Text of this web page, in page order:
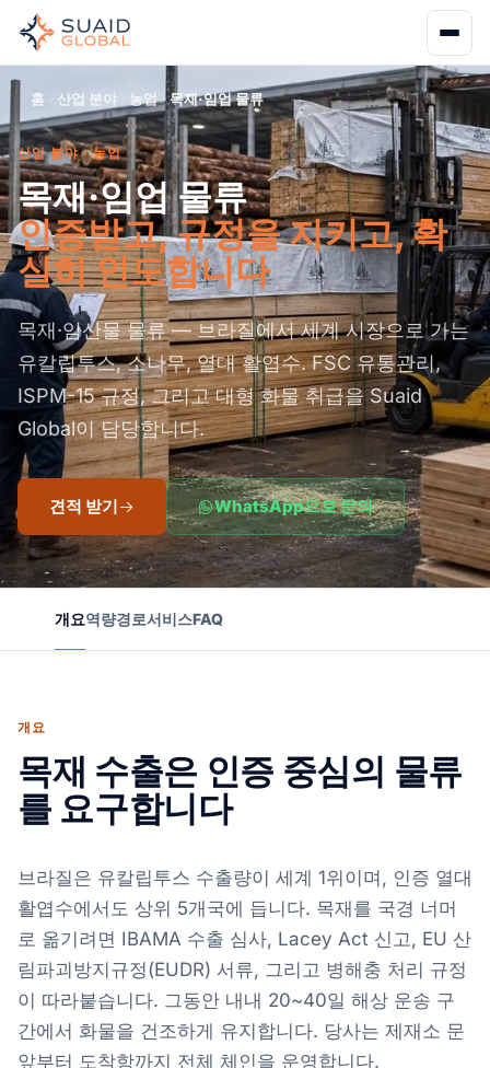
홈 산업 분야 농업 목재·임업 물류
산업 분야 · 농업
목재·임업 물류
인증받고, 규정을 지키고, 확
실히 인도합니다
목재·임산물 물류 — 브라질에서 세계 시장으로 가는
유칼립투스, 소나무, 열대 활엽수. FSC 유통관리,
ISPM-15 규정, 그리고 대형 화물 취급을 Suaid
Global이 담당합니다.
견적 받기 WhatsApp으로 문의
개요역량경로서비스FAQ
개요
목재 수출은 인증 중심의 물류
를 요구합니다
브라질은 유칼립투스 수출량이 세계 1위이며, 인증 열대
활엽수에서도 상위 5개국에 듭니다. 목재를 국경 너머
로 옮기려면 IBAMA 수출 심사, Lacey Act 신고, EU 산
림파괴방지규정(EUDR) 서류, 그리고 병해충 처리 규정
이 따라붙습니다. 그동안 내내 20~40일 해상 운송 구
간에서 화물을 건조하게 유지합니다. 당사는 제재소 문
앞부터 도착항까지 전체 체인을 운영합니다.